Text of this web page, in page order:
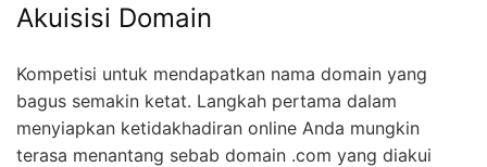
Akuisisi Domain
Kompetisi untuk mendapatkan nama domain yang
bagus semakin ketat. Langkah pertama dalam
menyiapkan ketidakhadiran online Anda mungkin
terasa menantang sebab domain .com yang diakui